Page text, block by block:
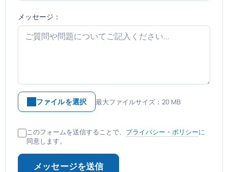
メッセージ：
ファイルを選択 最大ファイルサイズ：20 MB
このフォームを送信することで、 プライバシー・ポリシーに
同意します。
メッセージを送信